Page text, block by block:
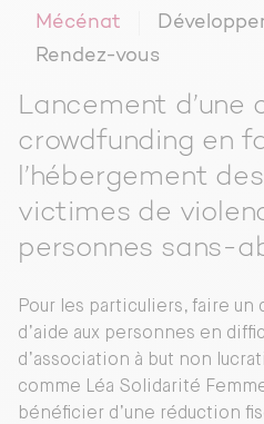
Mécénat
Rendez-vous
Lancement d’une
crowdfunding en
l’hébergement
victimes de
personnes sans-
Pour les particuliers, faire un
d’aide aux personnes en
d’association à but non
comme Léa Solidarité
bénéficier d’une réduction